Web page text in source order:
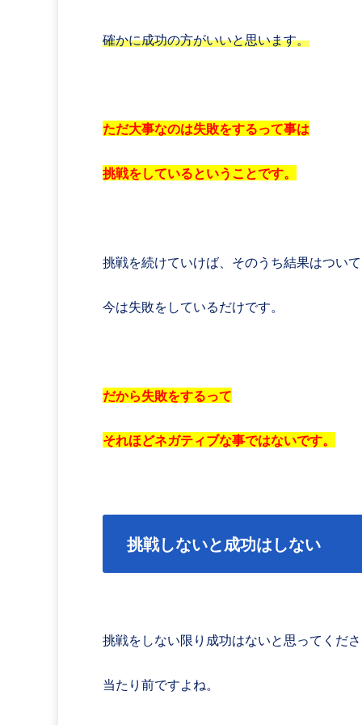
確かに成功の方がいいと思います。
ただ大事なのは失敗をするって事は
挑戦をしているということです。
挑戦を続けていけば、そのうち結果はつい
今は失敗をしているだけです。
だから失敗をするって
それほどネガティブな事ではないです。
挑戦しないと成功はしない
挑戦をしない限り成功はないと思ってくだ
当たり前ですよね。